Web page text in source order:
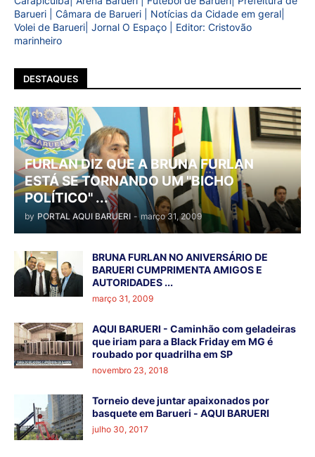
Barueri | Câmara de Barueri | Notícias da Cidade em geral|
Volei de Barueri| Jornal O Espaço | Editor: Cristovão
marinheiro
DESTAQUES
FURLAN DIZ QUE A BRUNA FURLAN
ESTÁ SE TORNANDO UM "BICHO
POLÍTICO" ...
by PORTAL AQUI BARUERI - março 31, 2009
BRUNA FURLAN NO ANIVERSÁRIO DE
BARUERI CUMPRIMENTA AMIGOS E
AUTORIDADES ...
março 31, 2009
AQUI BARUERI - Caminhão com geladeiras
que iriam para a Black Friday em MG é
roubado por quadrilha em SP
novembro 23, 2018
Torneio deve juntar apaixonados por
basquete em Barueri - AQUI BARUERI
julho 30, 2017